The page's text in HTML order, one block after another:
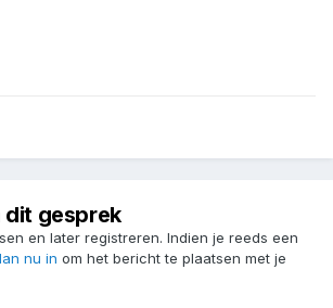
dit gesprek
en later registreren. Indien je reeds een
nu in om het bericht te plaatsen met je